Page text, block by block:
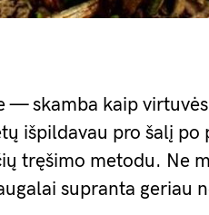
— skamba kaip
išpildavau pro šalį
tręšimo metodu. Ne
supranta geriau